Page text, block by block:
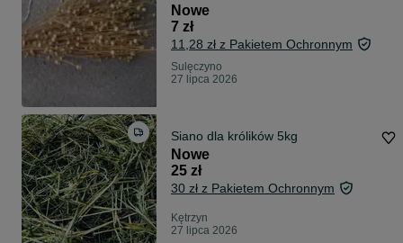
Nowe
7 zł
11,28 zł z Pakietem Ochronnym
Sulęczyno
27 lipca 2026
Siano dla królików 5kg
Nowe
25 zł
30 zł z Pakietem Ochronnym
Kętrzyn
27 lipca 2026